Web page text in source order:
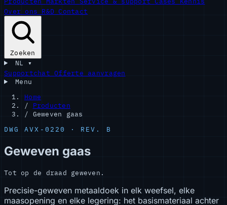
Over ons R&D Contact
Zoeken
NL ▾
SupportchatOfferte aanvragen
Menu
Home
/
Producten
/ Geweven gaas
DWG AVX-0220 · REV. B
Geweven gaas
Tot op de draad geweven.
Precisie-geweven metaaldoek in elk weefsel, elke
maasopening en elke legering: het basismateriaal achter